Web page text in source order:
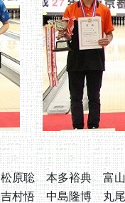
松原聡 本多裕典 富
吉村悟 中島隆博 丸